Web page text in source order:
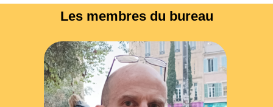
Les membres du bureau